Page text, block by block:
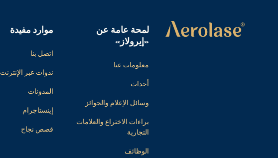
لمحة عامة عن
«إيرولاز»
معلومات عنا
أحداث
وسائل الإعلام والجوائز
براءات الاختراع والعلامات
التجارية
الوظائف
موارد مفيدة
اتصل بنا
ندوات عبر الإنترنت
المدونات
إينستاجرام
قصص نجاح